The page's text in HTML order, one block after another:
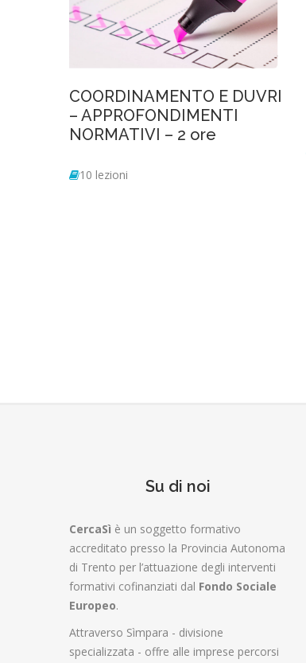
COORDINAMENTO E DUVRI
– APPROFONDIMENTI
NORMATIVI – 2 ore
10 lezioni
Su di noi
CercaSì è un soggetto formativo
accreditato presso la Provincia Autonoma
di Trento per l’attuazione degli interventi
formativi cofinanziati dal Fondo Sociale
Europeo.
Attraverso Sìmpara - divisione
specializzata - offre alle imprese percorsi